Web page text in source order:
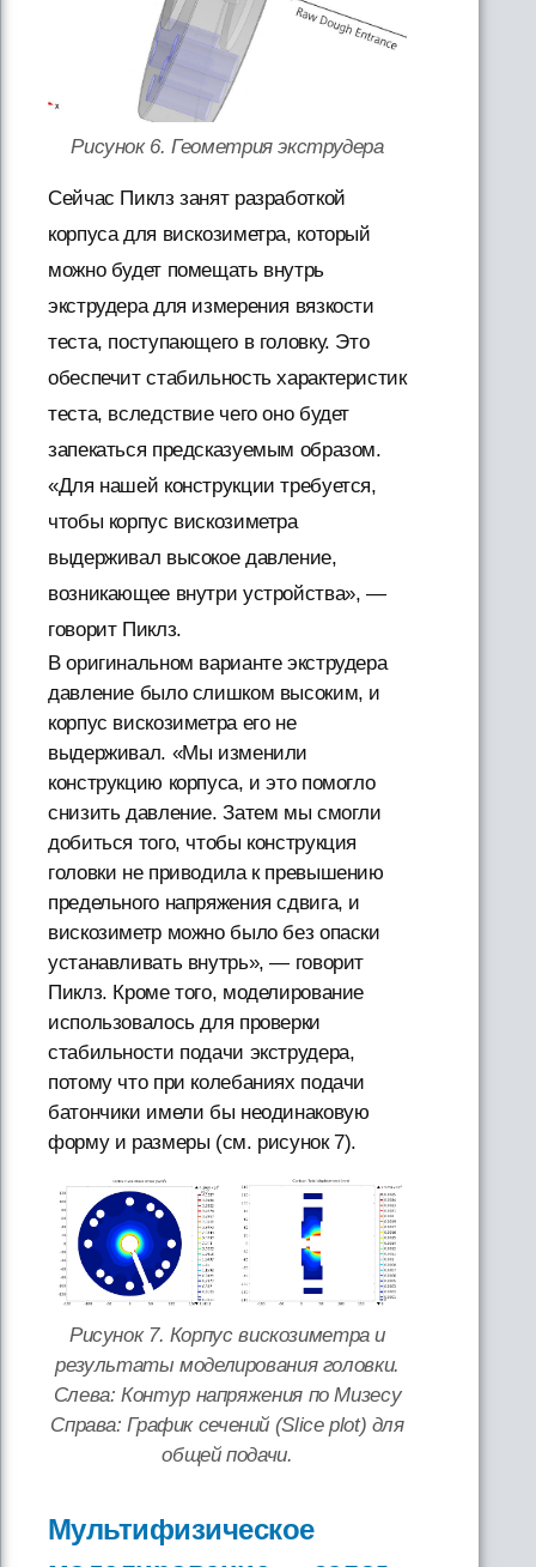
Рисунок 6. Геометрия экструдера
Сейчас Пиклз занят разработкой
корпуса для вискозиметра, который
можно будет помещать внутрь
экструдера для измерения вязкости
теста, поступающего в головку. Это
обеспечит стабильность характеристик
теста, вследствие чего оно будет
запекаться предсказуемым образом.
«Для нашей конструкции требуется,
чтобы корпус вискозиметра
выдерживал высокое давление,
возникающее внутри устройства», —
говорит Пиклз.
В оригинальном варианте экструдера
давление было слишком высоким, и
корпус вискозиметра его не
выдерживал. «Мы изменили
конструкцию корпуса, и это помогло
снизить давление. Затем мы смогли
добиться того, чтобы конструкция
головки не приводила к превышению
предельного напряжения сдвига, и
вискозиметр можно было без опаски
устанавливать внутрь», — говорит
Пиклз. Кроме того, моделирование
использовалось для проверки
стабильности подачи экструдера,
потому что при колебаниях подачи
батончики имели бы неодинаковую
форму и размеры (см. рисунок 7).
Рисунок 7. Корпус вискозиметра и
результаты моделирования головки.
Слева: Контур напряжения по Мизесу
Справа: График сечений (Slice plot) для
общей подачи.
Мультифизическое